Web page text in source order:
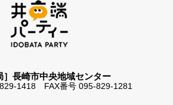
］長崎市中央地域センター
1418 FAX番号 095-829-1281